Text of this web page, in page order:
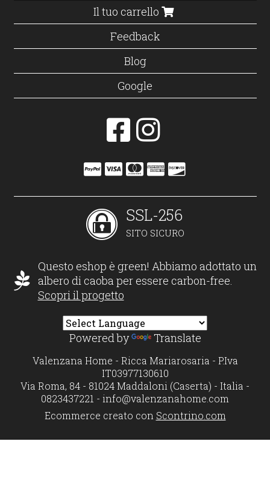
Il tuo carrello
Feedback
Blog
Google
SSL-256
SITO SICURO
Questo eshop è green! Abbiamo adottato un
albero di caoba per essere carbon-free.
Scopri il progetto
Powered by Translate
Valenzana Home - Ricca Mariarosaria - P.Iva
IT03977130610
Via Roma, 84 - 81024 Maddaloni (Caserta) - Italia -
0823437221 - info@valenzanahome.com
Ecommerce creato con Scontrino.com